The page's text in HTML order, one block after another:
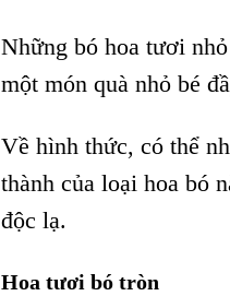
Những bó hoa tươi
một món quà nhỏ bé
Về hình thức, có thể
thành của loại hoa bó
độc lạ.
Hoa tươi bó tròn